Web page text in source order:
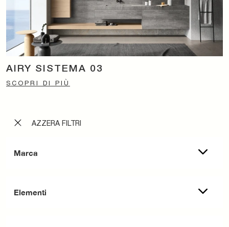
AZZERA FILTRI
Marca
Elementi
AIRY SISTEMA 03
SCOPRI DI PIÙ